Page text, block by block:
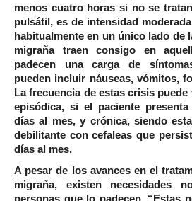
menos cuatro horas si no se
pulsátil, es de intensidad
habitualmente en un único lado de
migraña traen consigo en
padecen una carga de
pueden incluir náuseas, vómitos,
La frecuencia de estas crisis
episódica, si el paciente
días al mes, y crónica, siendo
debilitante con cefaleas que
días al mes.
A pesar de los avances en el
migraña, existen necesidades